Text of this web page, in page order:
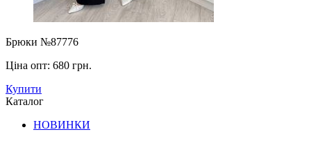
Брюки №87776
Ціна опт: 680 грн.
Купити
Каталог
НОВИНКИ